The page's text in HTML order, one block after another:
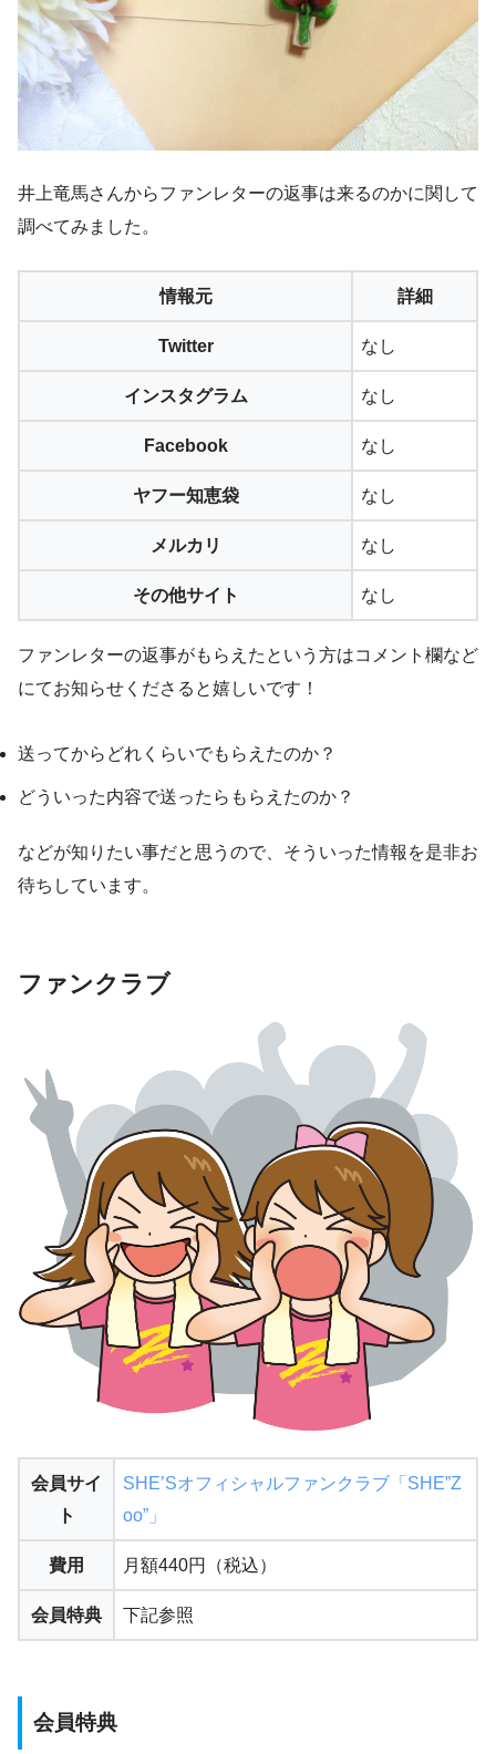
井上竜馬さんからファンレターの返事は来るのかに関して
調べてみました。
情報元 詳細
Twitter なし
インスタグラム なし
Facebook なし
ヤフー知恵袋 なし
メルカリ なし
その他サイト なし
ファンレターの返事がもらえたという方はコメント欄など
にてお知らせくださると嬉しいです！
送ってからどれくらいでもらえたのか？
どういった内容で送ったらもらえたのか？
などが知りたい事だと思うので、そういった情報を是非お
待ちしています。
ファンクラブ
会員サイ
ト
SHE’Sオフィシャルファンクラブ「SHE”Z
oo”」
費用 月額440円（税込）
会員特典 下記参照
会員特典